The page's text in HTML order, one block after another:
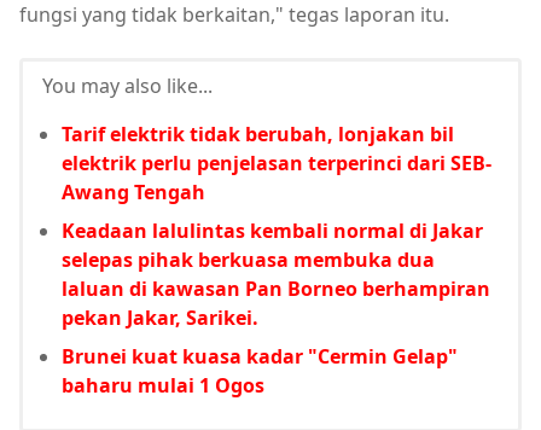
fungsi yang tidak berkaitan," tegas laporan itu.
You may also like...
Tarif elektrik tidak berubah, lonjakan bil
elektrik perlu penjelasan terperinci dari SEB-
Awang Tengah
Keadaan lalulintas kembali normal di Jakar
selepas pihak berkuasa membuka dua
laluan di kawasan Pan Borneo berhampiran
pekan Jakar, Sarikei.
Brunei kuat kuasa kadar "Cermin Gelap"
baharu mulai 1 Ogos